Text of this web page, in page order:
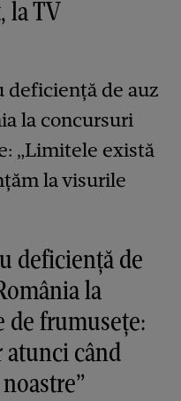
la TV
deficiență de
la
frumusețe:
atunci când